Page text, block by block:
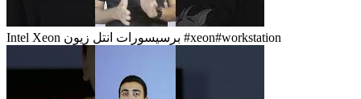
Intel Xeon برسيسورات انتل زيون #xeon#workstation